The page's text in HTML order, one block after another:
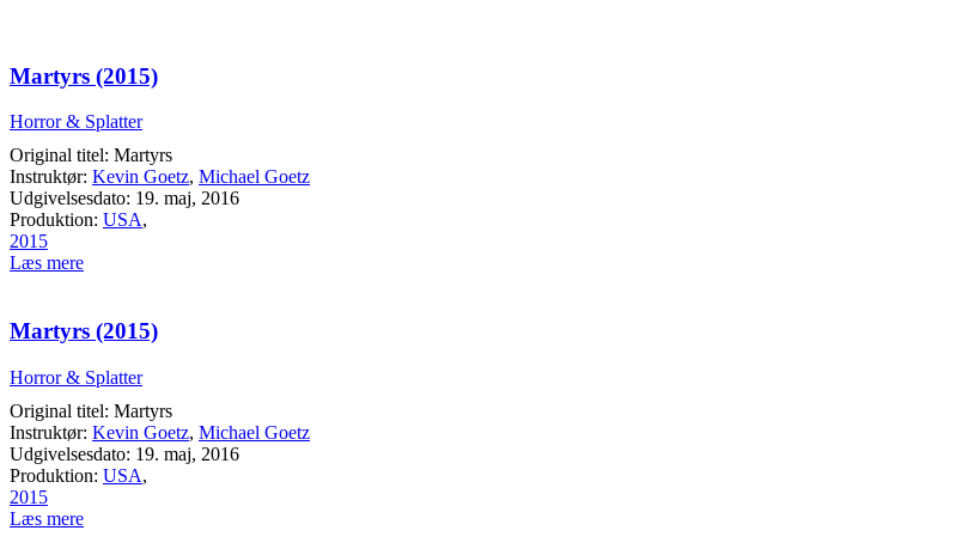
Martyrs (2015)
Horror & Splatter
Original titel: Martyrs
Instruktør: Kevin Goetz, Michael Goetz
Udgivelsesdato: 19. maj, 2016
Produktion: USA,
2015
Læs mere
Martyrs (2015)
Horror & Splatter
Original titel: Martyrs
Instruktør: Kevin Goetz, Michael Goetz
Udgivelsesdato: 19. maj, 2016
Produktion: USA,
2015
Læs mere